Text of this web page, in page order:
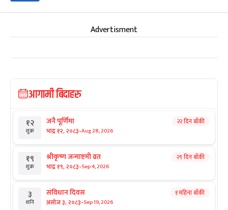
Advertisment
आगामी बिदाहरु
१२
शुक्र
जनै पूर्णिमा
भाद्र १२, २०८३-Aug 28, 2026
२२ दिन बाँकी
१९
शुक्र
श्रीकृष्ण जन्माष्टमी व्रत
भाद्र १९, २०८३-Sep 4, 2026
२९ दिन बाँकी
३
शनि
संविधान दिवस
असोज ३, २०८३-Sep 19, 2026
१ महिना बाँकी